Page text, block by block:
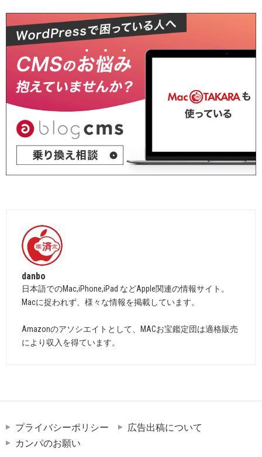
danbo
日本語でのMac,iPhone,iPad などApple関連の情報サイト。
Macに捉われず、様々な情報を掲載しています。
Amazonのアソシエイトとして、MACお宝鑑定団は適格販売
により収入を得ています。
プライバシーポリシー
広告出稿について
カンパのお願い